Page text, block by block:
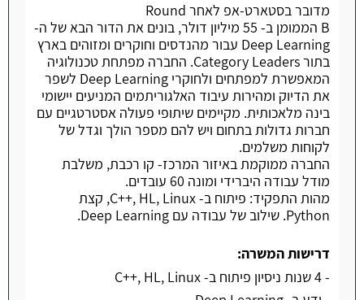
מדובר בסטארט-אפ לאחר Round
B הממומן ב- 55 מיליון דולר, בונים את הדור הבא של ה-
Deep Learning עבור מהנדסים וחוקרים ומזוהים בארץ
בתור Category Leaders. החברה מפתחת טכנולוגיה
המאפשרת למפתחים ולחוקרי Deep Learning לשפר
את הדיוק ומהירות עיבוד האלגוריתמים המניעים יישומי
בינה מלאכותית. מקיימים שיתופי פעולה אסטרטגיים עם
חברות גדולות בתחום ויש להם מספר הולך וגדל של
לקוחות משלמים.
החברה ממוקמת באיזור המרכז- קו רכבת, משלבת
מודל עבודה היברידי ומונה 60 עובדים.
מהות התפקיד: פיתוח ב- C++, HL, Linux, קצת
Python. שילוב של עבודה עם Deep Learning.
דרישות המשרה:
- 4 שנות ניסיון פיתוח ב- C++, HL, Linux